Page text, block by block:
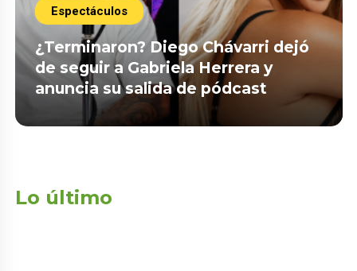
Espectáculos
¿Terminaron? Diego Chávarri dejó
de seguir a Gabriela Herrera y
anuncia su salida de pódcast
Lo último